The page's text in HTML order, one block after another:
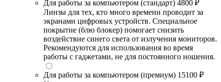
Для работы за компьютером (стандарт) 4800 ₽
Линзы для тех, кто много времени проводит за
экранами цифровых устройств. Специальное
покрытие (блю блокер) помогает снизить
воздействие синего света от излучения мониторов.
Рекомендуются для использования во время
работы с гаджетами, не для постоянного ношения.
Для работы за компьютером (премиум) 15100 ₽